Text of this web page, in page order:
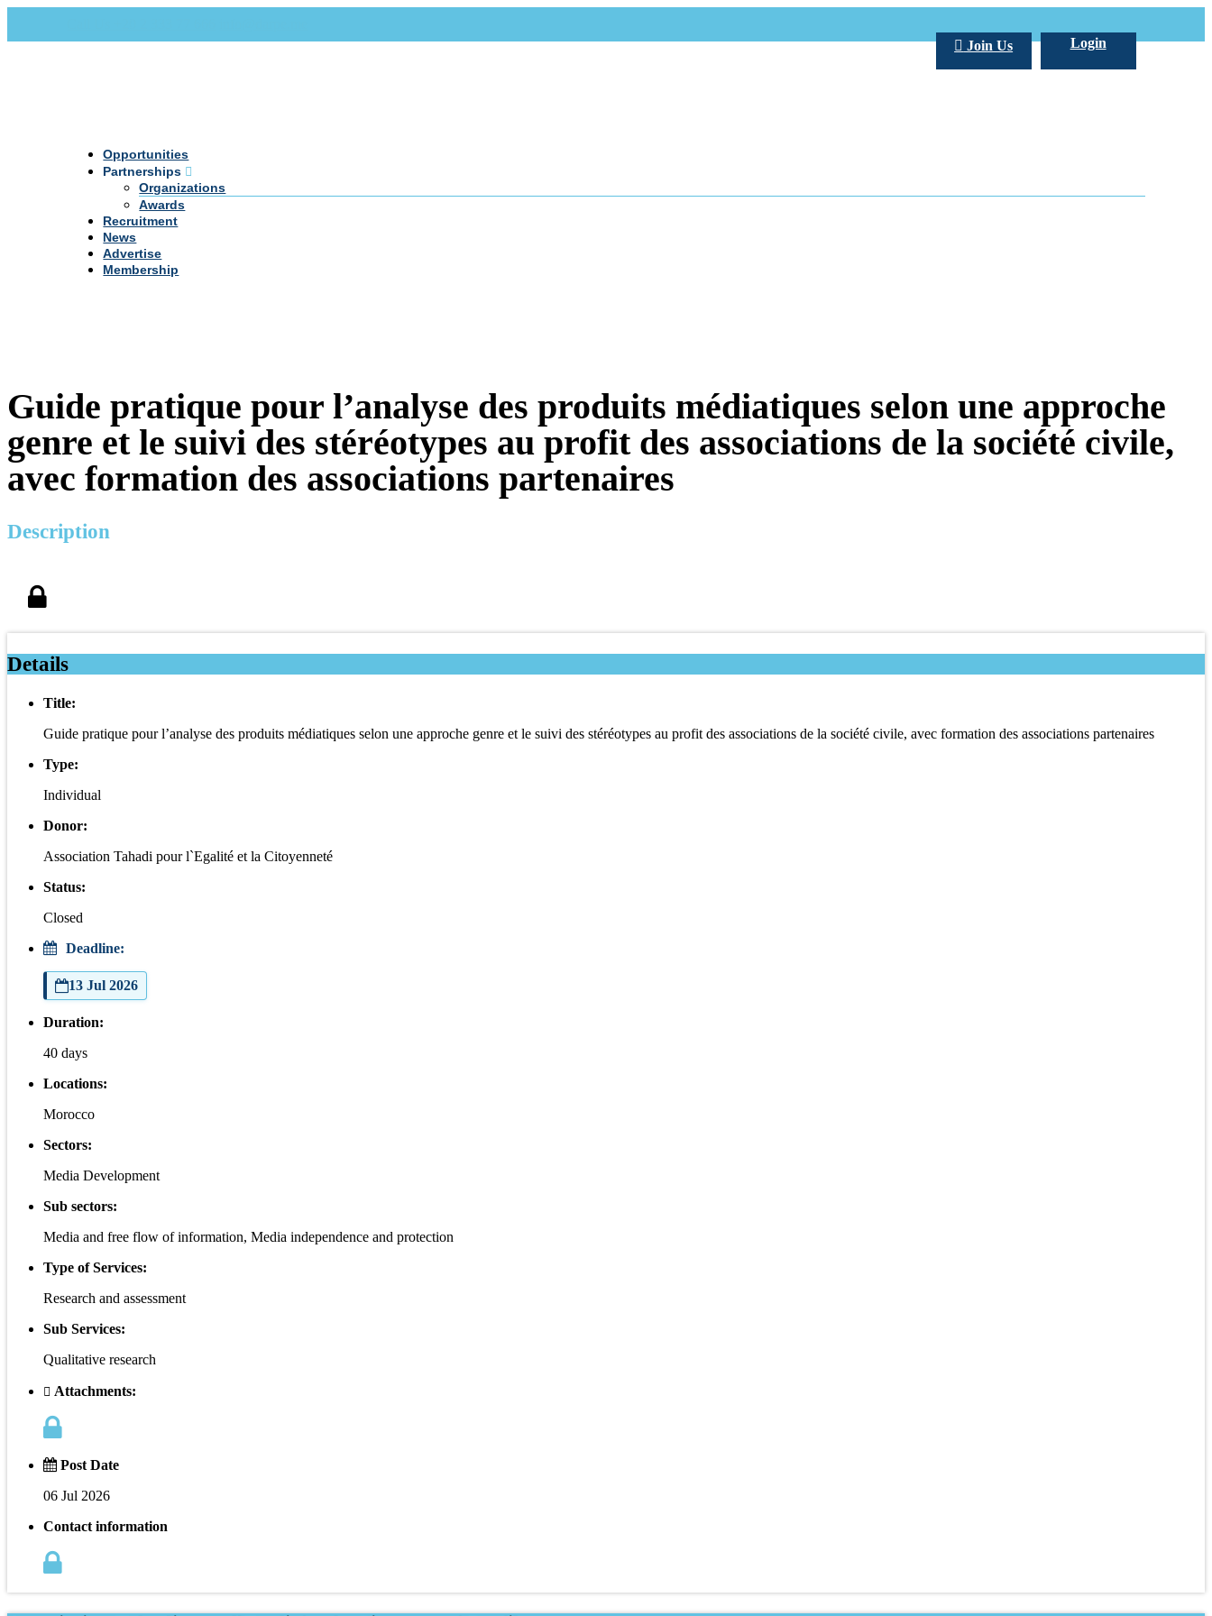
Login
Join Us
Opportunities
Partnerships
Organizations
Awards
Recruitment
News
Advertise
Membership
Guide pratique pour l’analyse des produits médiatiques selon une approche
genre et le suivi des stéréotypes au profit des associations de la société civile,
avec formation des associations partenaires
Description
Details
Title:
Guide pratique pour l’analyse des produits médiatiques selon une approche genre et le suivi des stéréotypes au profit des associations de la société civile, avec formation des associations partenaires
Type:
Individual
Donor:
Association Tahadi pour l`Egalité et la Citoyenneté
Status:
Closed
Deadline:
13 Jul 2026
Duration:
40 days
Locations:
Morocco
Sectors:
Media Development
Sub sectors:
Media and free flow of information, Media independence and protection
Type of Services:
Research and assessment
Sub Services:
Qualitative research
Attachments:
Post Date
06 Jul 2026
Contact information